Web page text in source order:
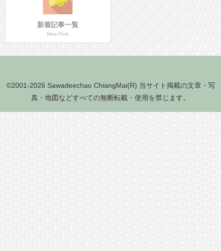
新着記事一覧
New Post
©2001-2026 Sawadeechao ChiangMai(R) 当サイト掲載の文章・写
真・地図などすべての無断転載・使用を禁じます。